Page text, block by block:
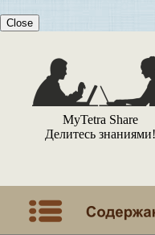
Close
MyTetra Share
Делитесь знаниями!